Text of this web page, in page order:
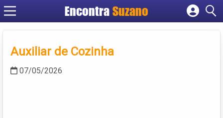
EncontraSuzano
Cadastrar empresa
Criar conta
Auxiliar de Cozinha
07/05/2026